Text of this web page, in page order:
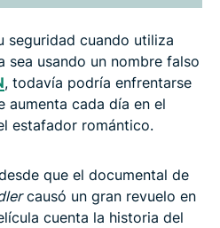
seguridad cuando utiliza
sea usando un nombre falso
, todavía podría enfrentarse
aumenta cada día en el
estafador romántico.
que el documental de
causó un gran revuelo en
cuenta la historia del